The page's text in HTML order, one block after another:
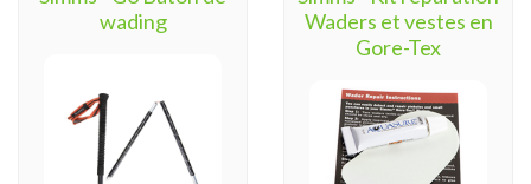
wading
Waders et vestes en
Gore-Tex